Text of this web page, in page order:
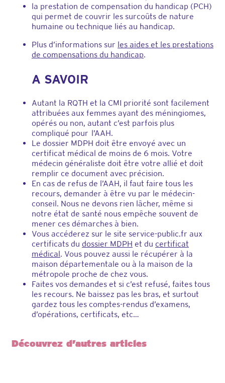
la prestation de compensation du handicap (PCH)
qui permet de couvrir les surcoûts de nature
humaine ou technique liés au handicap.
Plus d’informations sur les aides et les prestations
de compensations du handicap.
A SAVOIR
Autant la RQTH et la CMI priorité sont facilement
attribuées aux femmes ayant des méningiomes,
opérés ou non, autant c’est parfois plus
compliqué pour l’AAH.
Le dossier MDPH doit être envoyé avec un
certificat médical de moins de 6 mois. Votre
médecin généraliste doit être votre allié et doit
remplir ce document avec précision.
En cas de refus de l’AAH, il faut faire tous les
recours, demander à être vu par le médecin-
conseil. Nous ne devons rien lâcher, même si
notre état de santé nous empêche souvent de
mener ces démarches à bien.
Vous accéderez sur le site service-public.fr aux
certificats du dossier MDPH et du certificat
médical. Vous pouvez aussi le récupérer à la
maison départementale ou à la maison de la
métropole proche de chez vous.
Faites vos demandes et si c’est refusé, faites tous
les recours. Ne baissez pas les bras, et surtout
gardez tous les comptes-rendus d’examens,
d’opérations, certificats, etc…
Découvrez d’autres articles